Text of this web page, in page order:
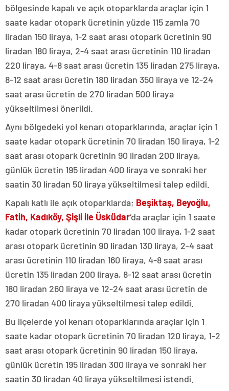
bölgesinde kapalı ve açık otoparklarda araçlar için 1
saate kadar otopark ücretinin yüzde 115 zamla 70
liradan 150 liraya, 1-2 saat arası otopark ücretinin 90
liradan 180 liraya, 2-4 saat arası ücretinin 110 liradan
220 liraya, 4-8 saat arası ücretin 135 liradan 275 liraya,
8-12 saat arası ücretin 180 liradan 350 liraya ve 12-24
saat arası ücretin de 270 liradan 500 liraya
yükseltilmesi önerildi.
Aynı bölgedeki yol kenarı otoparklarında, araçlar için 1
saate kadar otopark ücretinin 70 liradan 150 liraya, 1-2
saat arası otopark ücretinin 90 liradan 200 liraya,
günlük ücretin 195 liradan 400 liraya ve sonraki her
saatin 30 liradan 50 liraya yükseltilmesi talep edildi.
Kapalı katlı ile açık otoparklarda; Beşiktaş, Beyoğlu,
Fatih, Kadıköy, Şişli ile Üsküdar‘da araçlar için 1 saate
kadar otopark ücretinin 70 liradan 100 liraya, 1-2 saat
arası otopark ücretinin 90 liradan 130 liraya, 2-4 saat
arası ücretinin 110 liradan 160 liraya, 4-8 saat arası
ücretin 135 liradan 200 liraya, 8-12 saat arası ücretin
180 liradan 260 liraya ve 12-24 saat arası ücretin de
270 liradan 400 liraya yükseltilmesi talep edildi.
Bu ilçelerde yol kenarı otoparklarında araçlar için 1
saate kadar otopark ücretinin 70 liradan 120 liraya, 1-2
saat arası otopark ücretinin 90 liradan 150 liraya,
günlük ücretin 195 liradan 300 liraya ve sonraki her
saatin 30 liradan 40 liraya yükseltilmesi istendi.